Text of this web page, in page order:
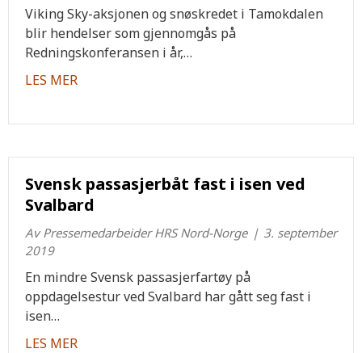
Viking Sky-aksjonen og snøskredet i Tamokdalen
blir hendelser som gjennomgås på
Redningskonferansen i år,…
LES MERabout Redningskonferansen 2019 – kommer
Svensk passasjerbåt fast i isen ved
Svalbard
AvPressemedarbeider HRS Nord-Norge | 3. september
2019
En mindre Svensk passasjerfartøy på
oppdagelsestur ved Svalbard har gått seg fast i
isen…
LES MERabout Svensk passasjerbåt fast i isen ved